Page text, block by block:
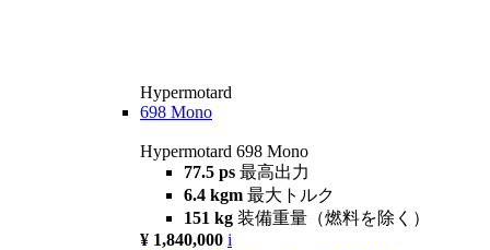
Hypermotard
698 Mono
Hypermotard 698 Mono
77.5 ps 最高出力
6.4 kgm 最大トルク
151 kg 装備重量（燃料を除く）
¥ 1,840,000 i